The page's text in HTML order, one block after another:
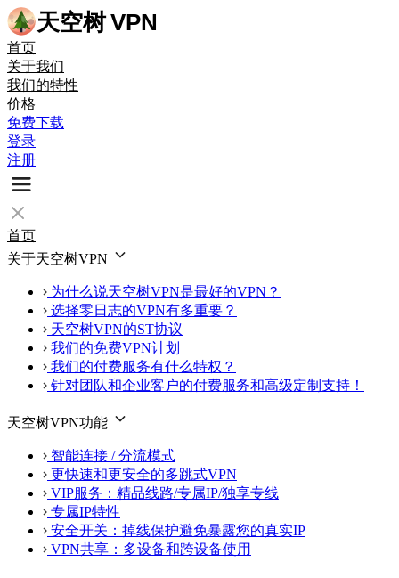
天空树VPN
首页
关于我们
我们的特性
价格
免费下载
登录
注册
首页
关于天空树VPN
为什么说天空树VPN是最好的VPN？
选择零日志的VPN有多重要？
天空树VPN的ST协议
我们的免费VPN计划
我们的付费服务有什么特权？
针对团队和企业客户的付费服务和高级定制支持！
天空树VPN功能
智能连接 / 分流模式
更快速和更安全的多跳式VPN
VIP服务：精品线路/专属IP/独享专线
专属IP特性
安全开关：掉线保护避免暴露您的真实IP
VPN共享：多设备和跨设备使用